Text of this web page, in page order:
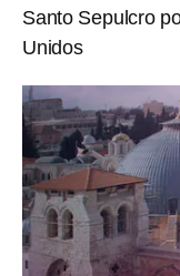
Santo Sepulcro
Unidos